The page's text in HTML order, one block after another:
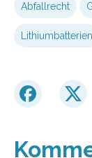
Abfallrecht
Lithiumbatterien